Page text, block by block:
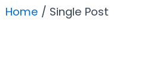
Home / Single Post